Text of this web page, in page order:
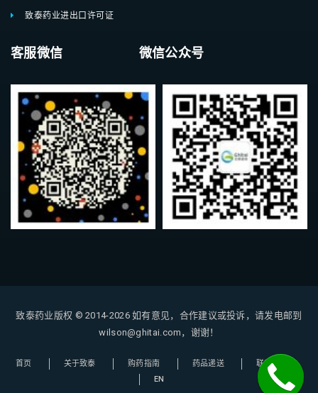
致泰药业进出口许可证
客服微信 微信公众号
致泰药业版权 © 2014-2026如有意见，合作建议或投诉，请发电邮到
wilson@ghitai.com，谢谢！
首页 关于致泰 购药指南 药品递送
联系我们
EN